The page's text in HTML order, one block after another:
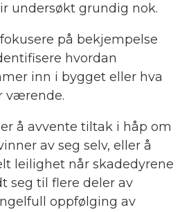
undersøkt grundig nok.
på bekjempelse
hvordan
inn i bygget eller hva
værende.
å avvente tiltak i håp om
av seg selv, eller å
leilighet når skadedyrene
seg til flere deler av
oppfølging av